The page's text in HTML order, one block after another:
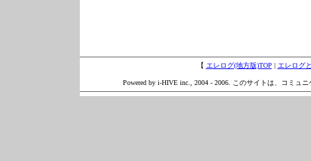
【 エレログ(地方版)TOP | エレログ
Powered by i-HIVE inc., 2004 - 2006. このサイトは、コミュ